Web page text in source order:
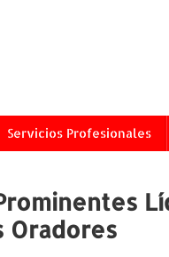
Servicios Profesionales
Oradores